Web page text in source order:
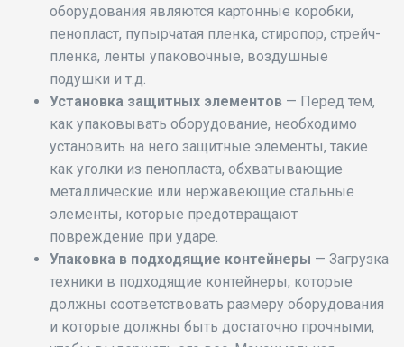
оборудования являются картонные коробки,
пенопласт, пупырчатая пленка, стиропор, стрейч-
пленка, ленты упаковочные, воздушные
подушки и т.д.
Установка защитных элементов — Перед тем,
как упаковывать оборудование, необходимо
установить на него защитные элементы, такие
как уголки из пенопласта, обхватывающие
металлические или нержавеющие стальные
элементы, которые предотвращают
повреждение при ударе.
Упаковка в подходящие контейнеры — Загрузка
техники в подходящие контейнеры, которые
должны соответствовать размеру оборудования
и которые должны быть достаточно прочными,